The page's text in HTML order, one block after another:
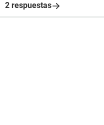
2 respuestas